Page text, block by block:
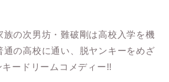
族の次男坊・難破剛は高校入学を機
通の高校に通い、脱ヤンキーをめざ
ードリームコメディー!!